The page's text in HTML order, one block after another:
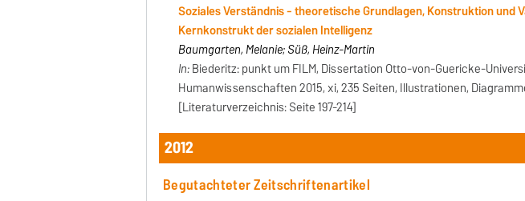
Soziales Verständnis - theoretische Grundlagen, Konstruktion und
Kernkonstrukt der sozialen Intelligenz
Baumgarten, Melanie; Süß, Heinz-Martin
In:Biederitz: punkt um FILM, Dissertation Otto-von-Guericke-
Humanwissenschaften 2015, xi, 235 Seiten, Illustrationen,
[Literaturverzeichnis: Seite 197-214]
2012
Begutachteter Zeitschriftenartikel